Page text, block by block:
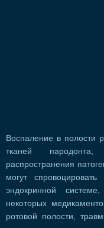
Воспаление в полости
тканей
распространения
могут
эндокринной
некоторых
ротовой полости,